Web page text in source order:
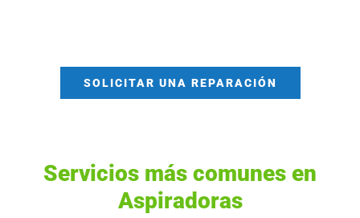
SOLICITAR UNA REPARACIÓN
Servicios más comunes en
Aspiradoras